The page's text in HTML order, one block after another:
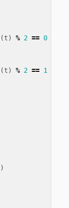
(t) % 2 == 0
(t) % 2 == 1
)